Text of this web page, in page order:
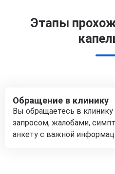
Этапы
Обращение в клинику
Вы обращаетесь в
запросом, жалобами,
анкету с важной